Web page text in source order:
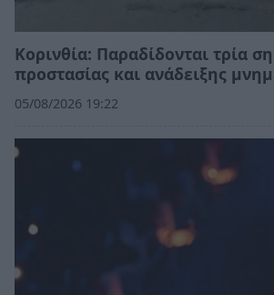
Κορινθία: Παραδίδονται τρία
προστασίας και ανάδειξης
05/08/2026 19:22